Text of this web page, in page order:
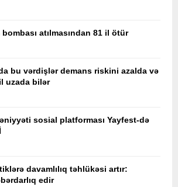
atılmasından 81 il ötür
bu vərdişlər demans riskini azalda və
uzada bilər
sosial platforması Yayfest-də
davamlılıq təhlükəsi artır:
edir